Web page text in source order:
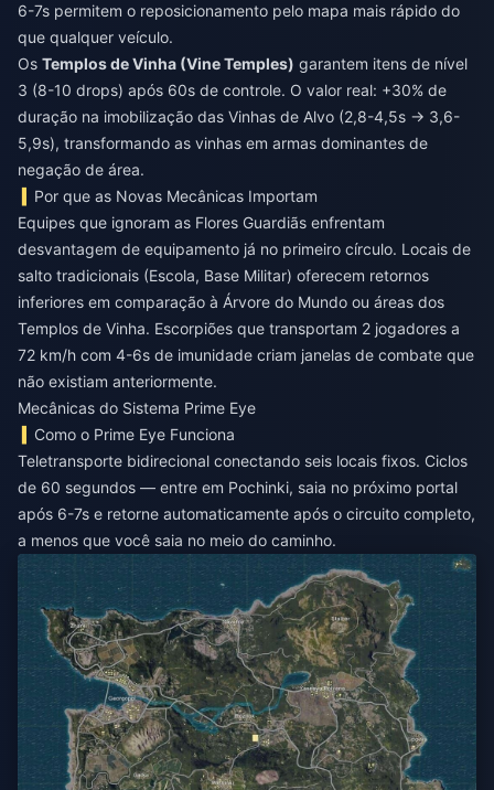
6-7s permitem o reposicionamento pelo mapa mais rápido do
que qualquer veículo.
Os Templos de Vinha (Vine Temples) garantem itens de nível
3 (8-10 drops) após 60s de controle. O valor real: +30% de
duração na imobilização das Vinhas de Alvo (2,8-4,5s → 3,6-
5,9s), transformando as vinhas em armas dominantes de
negação de área.
Por que as Novas Mecânicas Importam
Equipes que ignoram as Flores Guardiãs enfrentam
desvantagem de equipamento já no primeiro círculo. Locais de
salto tradicionais (Escola, Base Militar) oferecem retornos
inferiores em comparação à Árvore do Mundo ou áreas dos
Templos de Vinha. Escorpiões que transportam 2 jogadores a
72 km/h com 4-6s de imunidade criam janelas de combate que
não existiam anteriormente.
Mecânicas do Sistema Prime Eye
Como o Prime Eye Funciona
Teletransporte bidirecional conectando seis locais fixos. Ciclos
de 60 segundos — entre em Pochinki, saia no próximo portal
após 6-7s e retorne automaticamente após o circuito completo,
a menos que você saia no meio do caminho.